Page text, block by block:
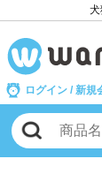
ログイン / 新規